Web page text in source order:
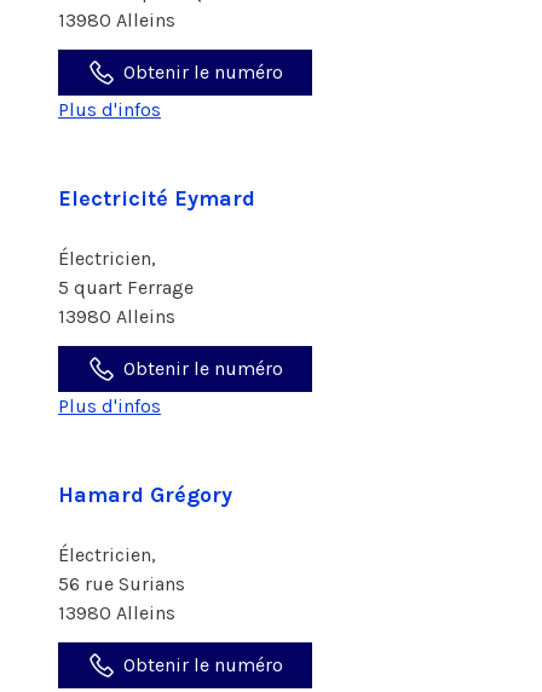
13980 Alleins
Obtenir le numéro
Plus d'infos
Electricité Eymard
Électricien,
5 quart Ferrage
13980 Alleins
Obtenir le numéro
Plus d'infos
Hamard Grégory
Électricien,
56 rue Surians
13980 Alleins
Obtenir le numéro